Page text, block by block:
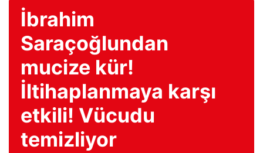
İbrahim
Saraçoğlundan
mucize kür!
İltihaplanmaya karşı
etkili! Vücudu
temizliyor